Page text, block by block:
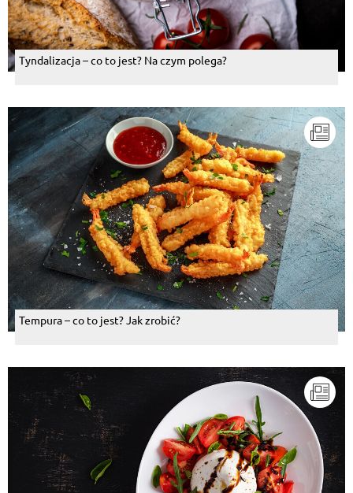
Tyndalizacja – co to jest? Na czym polega?
Tempura – co to jest? Jak zrobić?